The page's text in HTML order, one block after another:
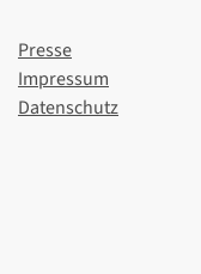
Presse
Impressum
Datenschutz